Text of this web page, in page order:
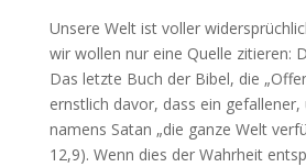
Unsere Welt ist voller
wir wollen nur eine Quelle zitieren:
Das letzte Buch der Bibel, die
ernstlich davor, dass ein gefallener,
namens Satan „die ganze Welt
12,9). Wenn dies der Wahrheit